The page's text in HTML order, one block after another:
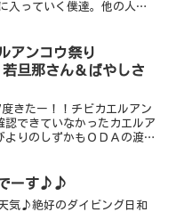
入っていく僕達。他の人達
ちが良いから仕方ないです
）という...
ルアンコウ祭り
旦那さん＆ばやしさ
たー！！チビカエルアン
認できていなかったカエルア
りのしずかもＯＤＡの渡辺
ーす♪♪
気♪絶好のダイビング日和